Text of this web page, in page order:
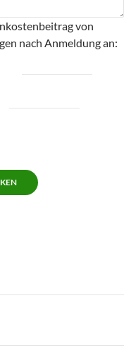
von
nach Anmeldung an: